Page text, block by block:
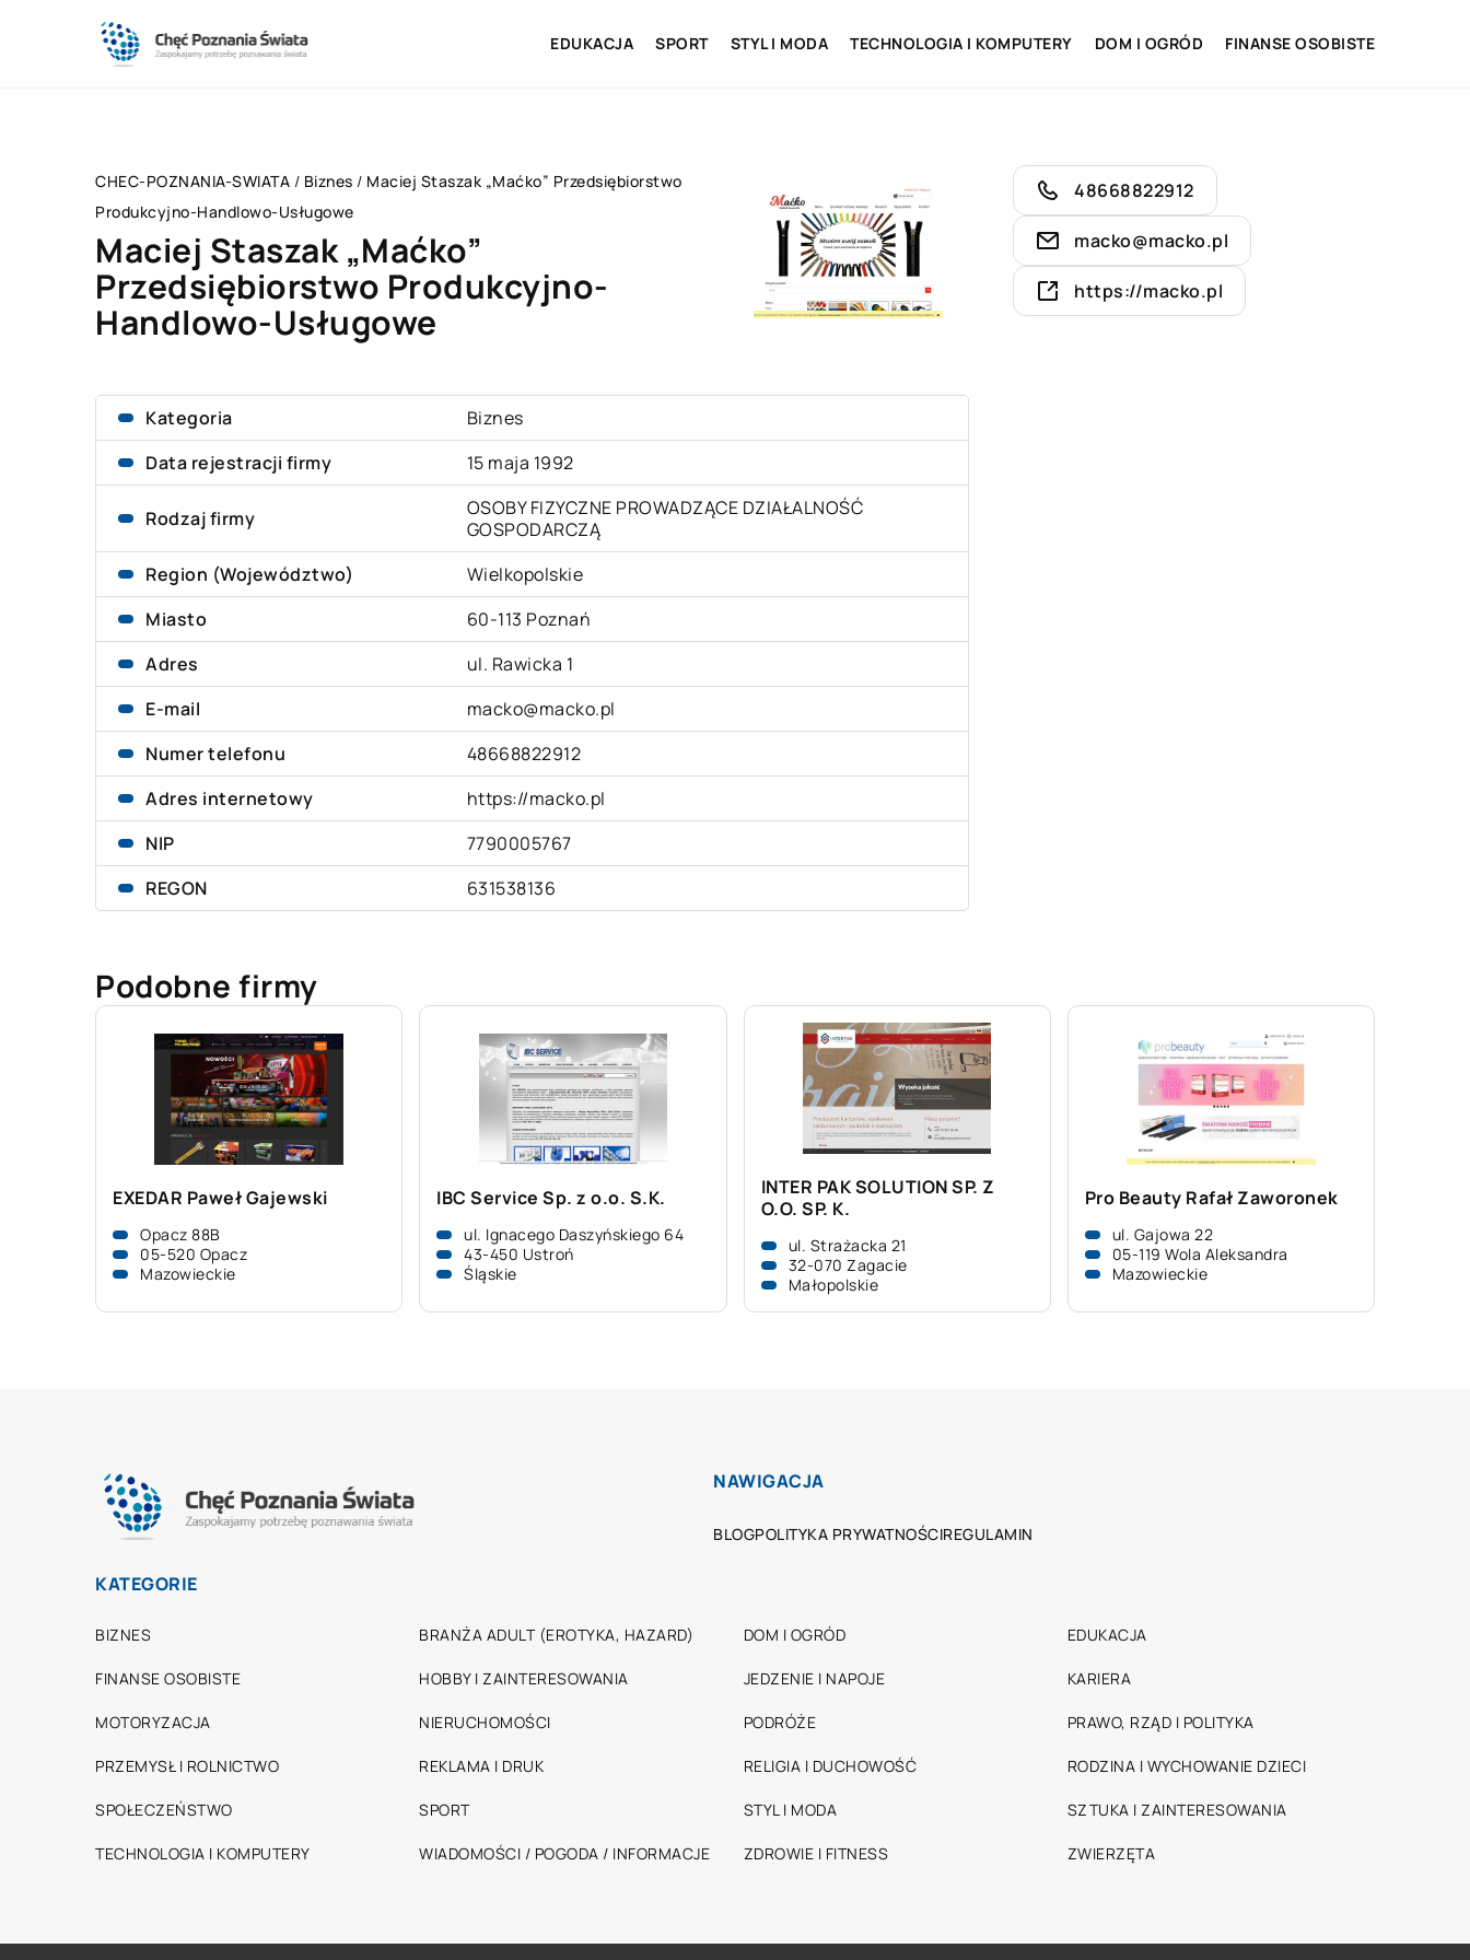
EDUKACJA SPORT STYL I MODA TECHNOLOGIA I KOMPUTERY DOM I OGRÓD FINANSE OSOBISTE
CHEC-POZNANIA-SWIATA / Biznes / Maciej Staszak „Maćko” Przedsiębiorstwo
Produkcyjno-Handlowo-Usługowe
Maciej Staszak „Maćko”
Przedsiębiorstwo Produkcyjno-
Handlowo-Usługowe
Kategoria
Biznes
Data rejestracji firmy
15 maja 1992
Rodzaj firmy
OSOBY FIZYCZNE PROWADZĄCE DZIAŁALNOŚĆ
GOSPODARCZĄ
Region (Województwo)
Wielkopolskie
Miasto
60-113 Poznań
Adres
ul. Rawicka 1
E-mail
macko@macko.pl
Numer telefonu
48668822912
Adres internetowy
https://macko.pl
NIP
7790005767
REGON
631538136
48668822912
macko@macko.pl
https://macko.pl
Podobne firmy
EXEDAR Paweł Gajewski
Opacz 88B
05-520 Opacz
Mazowieckie
IBC Service Sp. z o.o. S.K.
ul. Ignacego Daszyńskiego 64
43-450 Ustroń
Śląskie
INTER PAK SOLUTION SP. Z
O.O. SP. K.
ul. Strażacka 21
32-070 Zagacie
Małopolskie
Pro Beauty Rafał Zaworonek
ul. Gajowa 22
05-119 Wola Aleksandra
Mazowieckie
NAWIGACJA
BLOGPOLITYKA PRYWATNOŚCIREGULAMIN
KATEGORIE
BIZNES BRANŻA ADULT (EROTYKA, HAZARD) DOM I OGRÓD EDUKACJA
FINANSE OSOBISTE HOBBY I ZAINTERESOWANIA JEDZENIE I NAPOJE KARIERA
MOTORYZACJA NIERUCHOMOŚCI PODRÓŻE PRAWO, RZĄD I POLITYKA
PRZEMYSŁ I ROLNICTWO REKLAMA I DRUK RELIGIA I DUCHOWOŚĆ RODZINA I WYCHOWANIE DZIECI
SPOŁECZEŃSTWO SPORT STYL I MODA SZTUKA I ZAINTERESOWANIA
TECHNOLOGIA I KOMPUTERY WIADOMOŚCI / POGODA / INFORMACJE ZDROWIE I FITNESS ZWIERZĘTA